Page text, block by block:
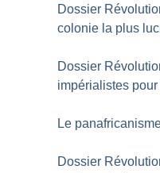
Dossier
colonie la plus
Dossier
impérialistes
Le
Dossier